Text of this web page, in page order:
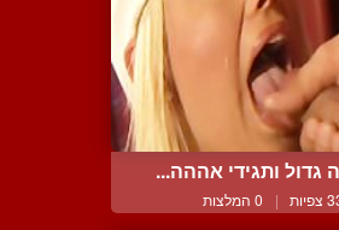
גדול ותגידי אההה...
| 0 המלצות